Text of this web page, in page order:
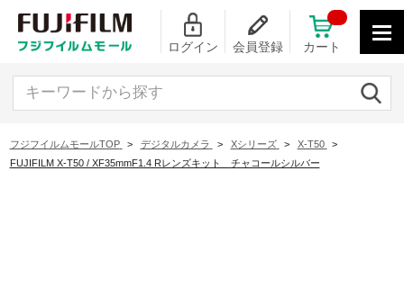
ログイン 会員登録
フジフイルムモールTOP > デジタルカメラ > Xシリーズ > X-T50
>
FUJIFILM X-T50 / XF35mmF1.4 Rレンズキット チャコールシルバー